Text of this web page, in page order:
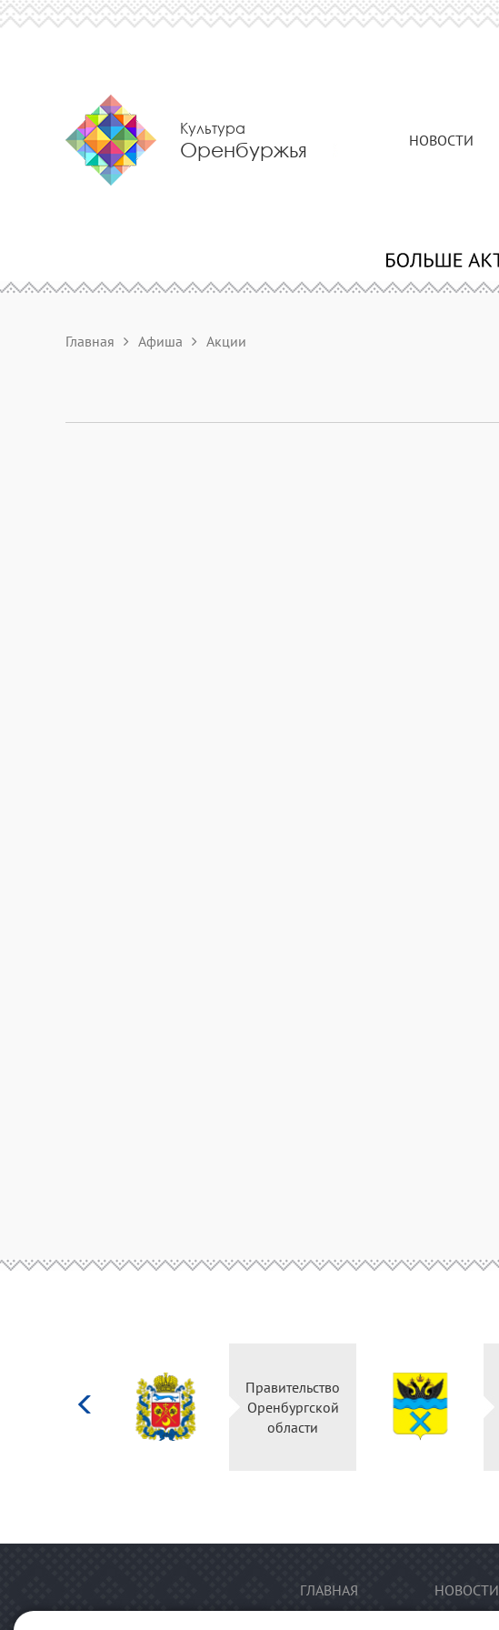
Культура
Оренбуржья НОВОСТИ
Главная Афиша Акции
Правительство
Оренбургской
области
ГЛАВНАЯ НОВОСТИ